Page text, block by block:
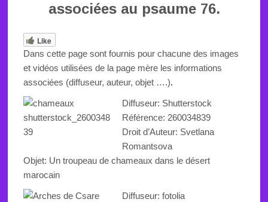
associées au psaume 76.
Like
Dans cette page sont fournis pour chacune des images
et vidéos utilisées de la page mère les informations
associées (diffuseur, auteur, objet ….).
Diffuseur: Shutterstock
Référence: 260034839
Droit d’Auteur: Svetlana
Romantsova
Objet: Un troupeau de chameaux dans le désert
marocain
Diffuseur: fotolia